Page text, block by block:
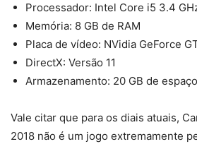
Processador: Intel Core i5 3.4
Memória: 8 GB de RAM
Placa de vídeo: NVidia GeForce
DirectX: Versão 11
Armazenamento: 20 GB de
Vale citar que para os diais atuais,
2018 não é um jogo extremamente